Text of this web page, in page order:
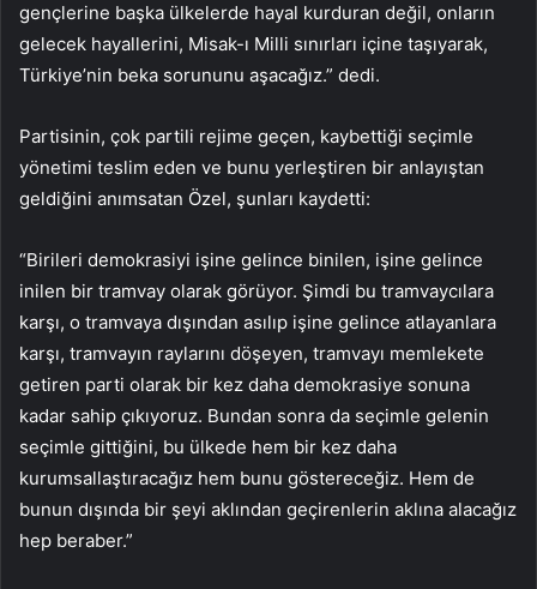
gençlerine başka ülkelerde hayal kurduran değil, onların
gelecek hayallerini, Misak-ı Milli sınırları içine taşıyarak,
Türkiye’nin beka sorununu aşacağız.” dedi.
Partisinin, çok partili rejime geçen, kaybettiği seçimle
yönetimi teslim eden ve bunu yerleştiren bir anlayıştan
geldiğini anımsatan Özel, şunları kaydetti:
“Birileri demokrasiyi işine gelince binilen, işine gelince
inilen bir tramvay olarak görüyor. Şimdi bu tramvaycılara
karşı, o tramvaya dışından asılıp işine gelince atlayanlara
karşı, tramvayın raylarını döşeyen, tramvayı memlekete
getiren parti olarak bir kez daha demokrasiye sonuna
kadar sahip çıkıyoruz. Bundan sonra da seçimle gelenin
seçimle gittiğini, bu ülkede hem bir kez daha
kurumsallaştıracağız hem bunu göstereceğiz. Hem de
bunun dışında bir şeyi aklından geçirenlerin aklına alacağız
hep beraber.”